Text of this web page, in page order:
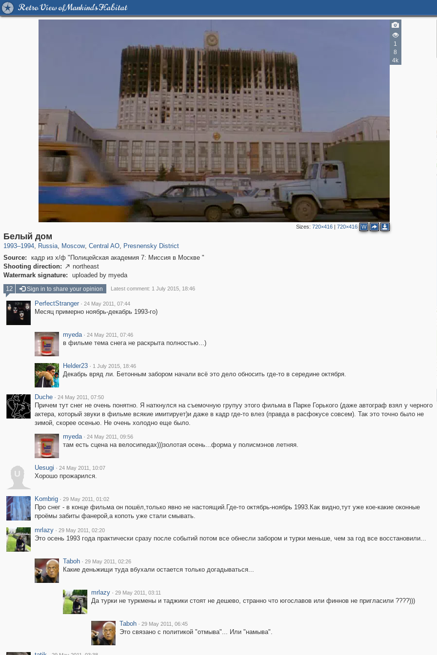
Retro View of Mankind's Habitat
1
8
4k
Sizes: 720×416| 720×416 W
Белый дом
1993–1994, Russia
1,406,849
, Moscow
319,861
, Central AO, Presnensky District
Source:
кадр из х/ф "Полицейская академия 7: Миссия в Москве "
Shooting direction:  northeast
Watermark signature:
uploaded by myeda
12 Sign in to share your opinion Latest comment: 1 July 2015, 18:46
PerfectStranger · 24 May 2011, 07:44
Месяц примерно ноябрь-декабрь 1993-го)
myeda · 24 May 2011, 07:46
в фильме тема снега не раскрыта полностью...)
Helder23 · 1 July 2015, 18:46
Декабрь вряд ли. Бетонным забором начали всё это дело обносить где-то в середине октября.
Duche · 24 May 2011, 07:50
Причем тут снег не очень понятно. Я наткнулся на съемочную групуу этого фильма в Парке Горького (даже автограф взял у черного
актера, который звуки в фильме всякие имитирует)и даже в кадр где-то влез (правда в расфокусе совсем). Так это точно было не
зимой, скорее осенью. Не очень холодно еще было.
myeda · 24 May 2011, 09:56
там есть сцена на велосипедах)))золотая осень...форма у полисмэнов летняя.
U
Uesugi · 24 May 2011, 10:07
Хорошо прожарился.
Kombrig · 29 May 2011, 01:02
Про снег - в конце фильма он пошёл,только явно не настоящий.Где-то октябрь-ноябрь 1993.Как видно,тут уже кое-какие оконные
проёмы забиты фанерой,а копоть уже стали смывать.
mrlazy · 29 May 2011, 02:20
Это осень 1993 года практически сразу после событий потом все обнесли забором и турки меньше, чем за год все восстановили...
Taboh · 29 May 2011, 02:26
Какие деньжищи туда вбухали остается только догадываться...
mrlazy · 29 May 2011, 03:11
Да турки не туркмены и таджики стоят не дешево, странно что югославов или финнов не пригласили ????)))
Taboh · 29 May 2011, 06:45
Это связано с политикой "отмыва"... Или "намыва".